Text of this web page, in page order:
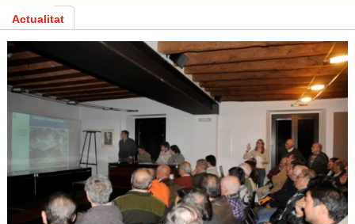
Actualitat